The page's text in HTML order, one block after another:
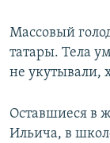
Массовый
татары. Тела
не укутывали,
Оставшиеся в
Ильича, в